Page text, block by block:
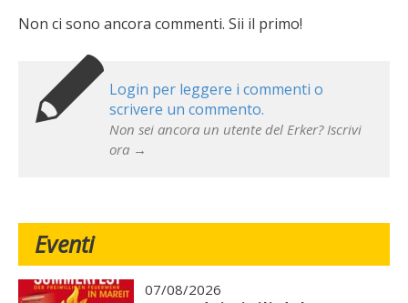
Non ci sono ancora commenti. Sii il primo!
Login per leggere i commenti o
scrivere un commento.
Non sei ancora un utente del Erker? Iscrivi
ora →
Eventi
07/08/2026